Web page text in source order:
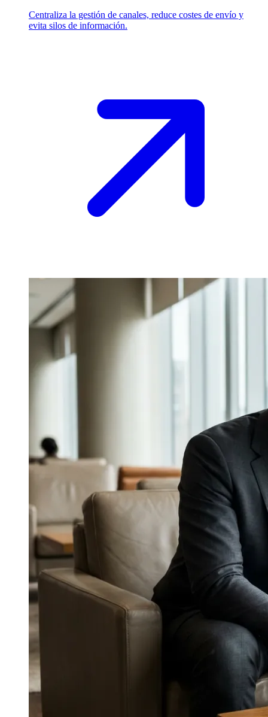
Centraliza la gestión de canales, reduce costes de envío y
evita silos de información.